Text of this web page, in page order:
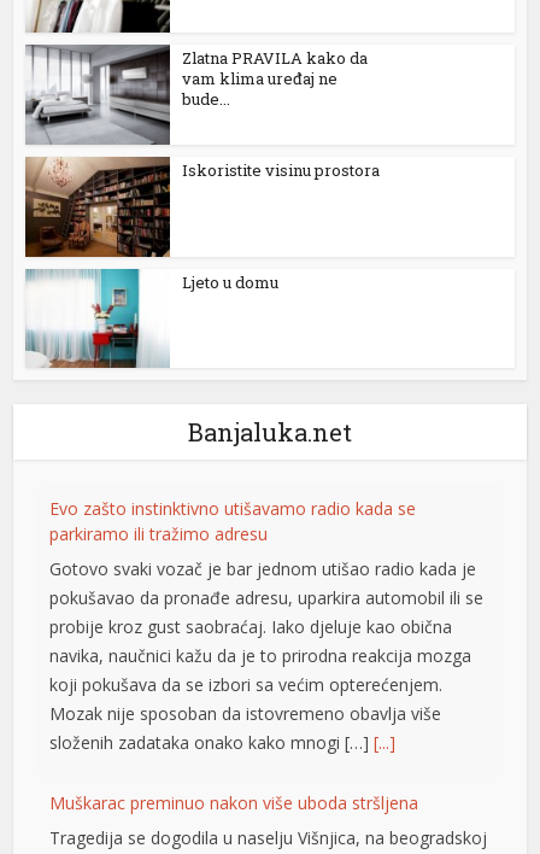
Zlatna PRAVILA kako da
vam klima uređaj ne
bude...
Iskoristite visinu prostora
Ljeto u domu
Banjaluka.net
Evo zašto instinktivno utišavamo radio kada se
parkiramo ili tražimo adresu
Gotovo svaki vozač je bar jednom utišao radio kada je
pokušavao da pronađe adresu, uparkira automobil ili se
probije kroz gust saobraćaj. Iako djeluje kao obična
navika, naučnici kažu da je to prirodna reakcija mozga
koji pokušava da se izbori sa većim opterećenjem.
Mozak nije sposoban da istovremeno obavlja više
složenih zadataka onako kako mnogi […][...]
Muškarac preminuo nakon više uboda stršljena
Tragedija se dogodila u naselju Višnjica, na beogradskoj